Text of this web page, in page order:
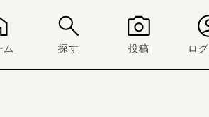
ム 探す 投稿 ロ